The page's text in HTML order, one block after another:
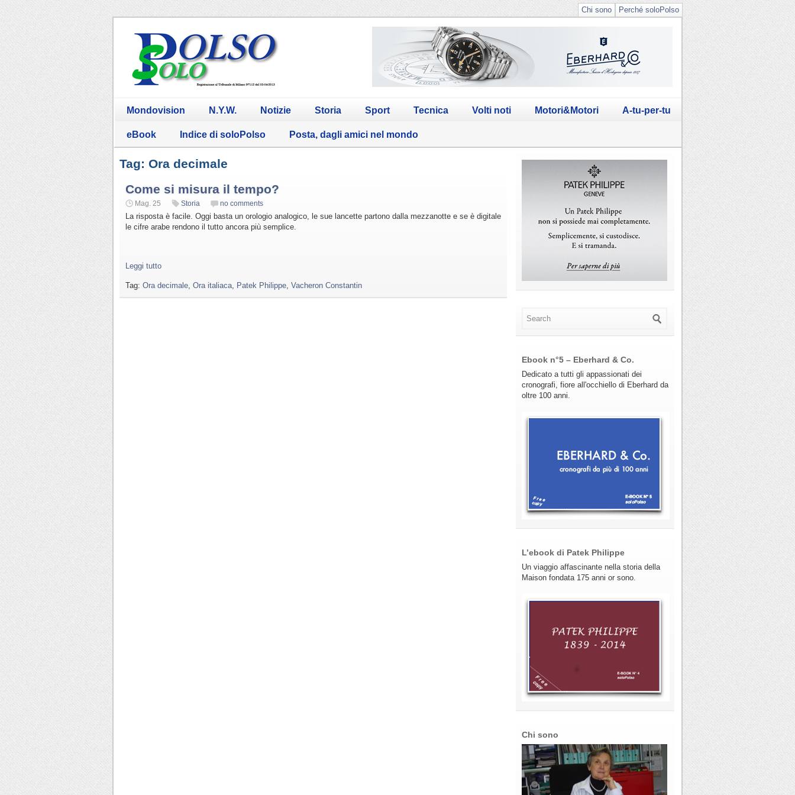
Perché soloPolso
Chi sono
Mondovision N.Y.W. Notizie Storia Sport Tecnica Volti noti Motori&Motori A-tu-per-tu
eBook Indice di soloPolso Posta, dagli amici nel mondo
Tag: Ora decimale
Come si misura il tempo?
Mag. 25 Storia no comments
La risposta è facile. Oggi basta un orologio analogico, le sue lancette partono dalla mezzanotte e se è digitale
le cifre arabe rendono il tutto ancora più semplice.
Leggi tutto
Tag: Ora decimale Ora italiaca Patek Philippe Vacheron Constantin
Ebook n°5 – Eberhard & Co.
Dedicato a tutti gli appassionati dei
cronografi, fiore all'occhiello di Eberhard da
oltre 100 anni.
L’ebook di Patek Philippe
Un viaggio affascinante nella storia della
Maison fondata 175 anni or sono.
Chi sono